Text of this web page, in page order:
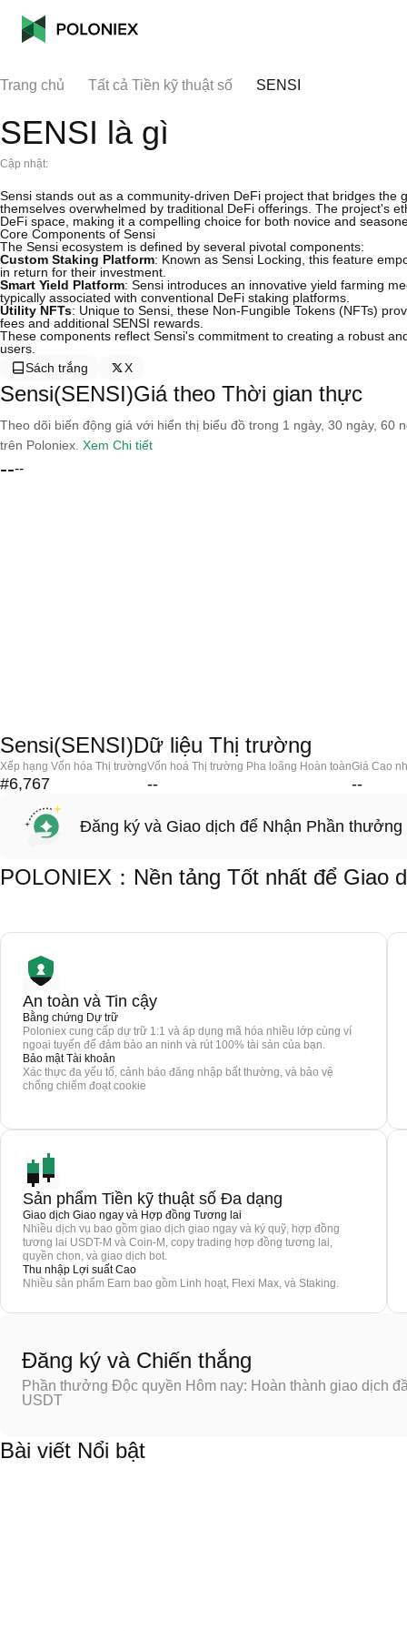
Trang chủ Tất cả Tiền kỹ thuật số SENSI
SENSI là gì
Cập nhật:
Sensi stands out as a community-driven DeFi project that bridges
themselves overwhelmed by traditional DeFi offerings. The project's
DeFi space, making it a compelling choice for both novice and
Core Components of Sensi
The Sensi ecosystem is defined by several pivotal components:
Custom Staking Platform: Known as Sensi Locking, this feature
in return for their investment.
Smart Yield Platform: Sensi introduces an innovative yield farming
typically associated with conventional DeFi staking platforms.
Utility NFTs: Unique to Sensi, these Non-Fungible Tokens (NFTs)
fees and additional SENSI rewards.
These components reflect Sensi's commitment to creating a robust
users.
Sách trắng
X
Sensi(SENSI)Giá theo Thời gian thực
Theo dõi biến động giá với hiển thị biểu đồ trong 1 ngày, 30 ngày,
trên Poloniex. Xem Chi tiết
----
Sensi(SENSI)Dữ liệu Thị trường
Xếp hạng Vốn hóa Thị trường
#6,767
Vốn hoá Thị trường Pha loãng Hoàn toàn
--
Giá Cao
--
Đăng ký và Giao dịch để Nhận Phần thưởng
POLONIEX：Nền tảng Tốt nhất để Giao
An toàn và Tin cậy
Bằng chứng Dự trữ
Poloniex cung cấp dự trữ 1:1 và áp dụng mã hóa nhiều lớp cùng ví
ngoại tuyến để đảm bảo an ninh và rút 100% tài sản của bạn.
Bảo mật Tài khoản
Xác thực đa yếu tố, cảnh báo đăng nhập bất thường, và bảo vệ
chống chiếm đoạt cookie
Sản phẩm Tiền kỹ thuật số Đa dạng
Giao dịch Giao ngay và Hợp đồng Tương lai
Nhiều dịch vụ bao gồm giao dịch giao ngay và ký quỹ, hợp đồng
tương lai USDT-M và Coin-M, copy trading hợp đồng tương lai,
quyền chọn, và giao dịch bot.
Thu nhập Lợi suất Cao
Nhiều sản phẩm Earn bao gồm Linh hoạt, Flexi Max, và Staking.
Đăng ký và Chiến thắng
Phần thưởng Độc quyền Hôm nay: Hoàn thành giao dịch
USDT
Bài viết Nổi bật